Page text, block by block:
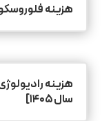
هزینه
هزینه
سال ۱۴۰۵]